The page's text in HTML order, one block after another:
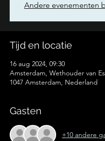
Andere evenementen
Tijd en locatie
16 aug 2024, 09:30
Amsterdam, Wethouder van
1047 Amsterdam, Nederland
Gasten
+10 andere